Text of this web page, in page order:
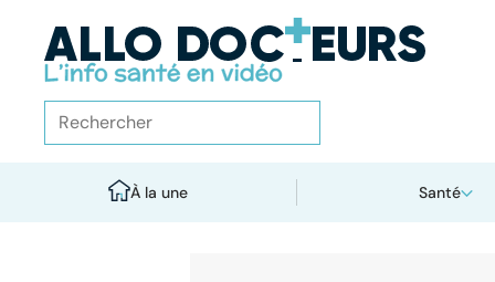
À la une Santé